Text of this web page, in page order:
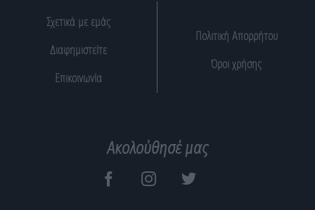
Σχετικά με εμάς
Διαφημιστείτε
Επικοινωνία
Πολιτική Απορρήτου
Όροι χρήσης
Ακολούθησέ μας